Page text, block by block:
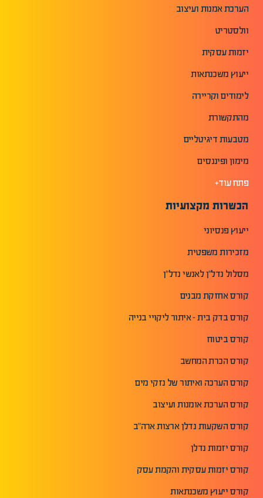
הערכת אמנות ועיצוב
וולסטריט
יזמות עסקית
ייעוץ משכנתאות
לימודים וקריירה
מהתקשורת
מטבעות דיגיטליים
מימון ופיננסים
פתח עוד+
הכשרות מקצועיות
ייעוץ פנסיוני
מזכירות משפטית
מסלול נדל"ן לאנשי נדל"ן
קורס אחזקת מבנים
קורס בדק בית - איתור ליקויי בנייה
קורס ביטוח
קורס הכרת המחשב
קורס הערכה ואיתור של נזקי מים
קורס הערכת אומנות ועיצוב
קורס השקעות נדלן ארצות ארה"ב
קורס יזמות נדלן
קורס יזמות עסקית והקמת עסק
קורס ייעוץ משכנתאות